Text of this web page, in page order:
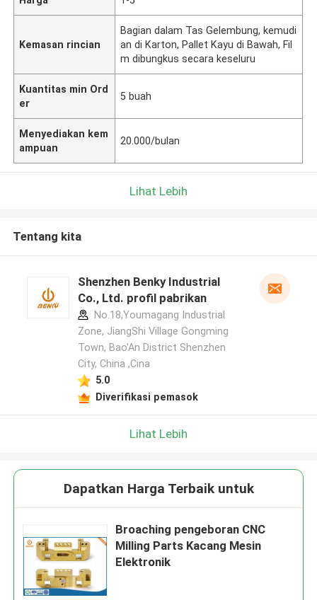
Kemasan rincian
Bagian dalam Tas Gelembung, kemudi
an di Karton, Pallet Kayu di Bawah, Fil
m dibungkus secara keseluru
Kuantitas min Ord
er
5 buah
Menyediakan kem
ampuan
20.000/bulan
Lihat Lebih
Tentang kita
Shenzhen Benky Industrial
Co., Ltd. profil pabrikan
No.18,Youmagang Industrial
Zone, JiangShi Village Gongming
Town, Bao'An District Shenzhen
City, China ,Cina
5.0
Diverifikasi pemasok
Lihat Lebih
Dapatkan Harga Terbaik untuk
Broaching pengeboran CNC
Milling Parts Kacang Mesin
Elektronik